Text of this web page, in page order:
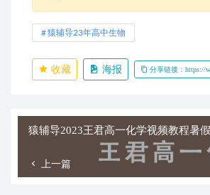
猿辅导23年高中生物
收藏 海报 分享链接：https://
猿辅导2023王君高一化学视频教程暑
上一篇